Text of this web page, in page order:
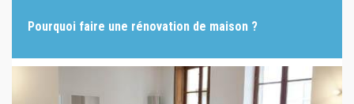
Pourquoi faire une rénovation de maison ?